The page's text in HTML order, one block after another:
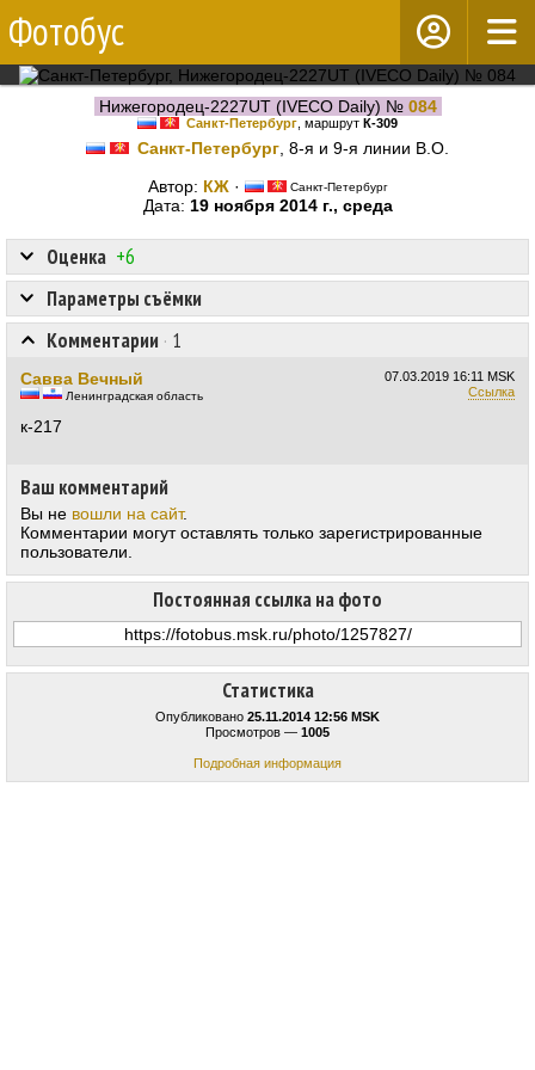
Фотобус
Нижегородец-2227UT (IVECO Daily) № 084
Санкт-Петербург , маршрут К-309
Санкт-Петербург , 8-я и 9-я линии В.О.
Автор: КЖ· Санкт-Петербург
Дата: 19 ноября 2014 г., среда
Статистика
Опубликовано 25.11.2014 12:56 MSK
Просмотров — 1005
Подробная информация
Оценка +6
Постоянная ссылка на фото
Параметры съёмки
Комментарии · 1
07.03.2019 16:11 MSK
Ссылка
Савва Вечный
Ленинградская область
к-217
Ваш комментарий
Вы не вошли на сайт.
Комментарии могут оставлять только зарегистрированные
пользователи.